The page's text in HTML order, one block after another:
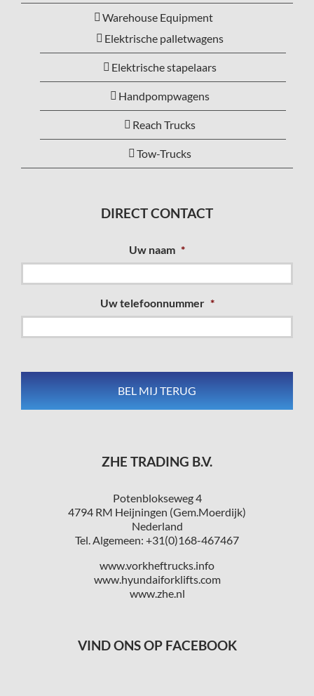
Warehouse Equipment
Elektrische palletwagens
Elektrische stapelaars
Handpompwagens
Reach Trucks
Tow-Trucks
DIRECT CONTACT
Uw naam *
Uw telefoonnummer *
ZHE TRADING B.V.
Potenblokseweg 4
4794 RM Heijningen (Gem.Moerdijk)
Nederland
Tel. Algemeen: +31(0)168-467467
www.vorkheftrucks.info
www.hyundaiforklifts.com
www.zhe.nl
VIND ONS OP FACEBOOK